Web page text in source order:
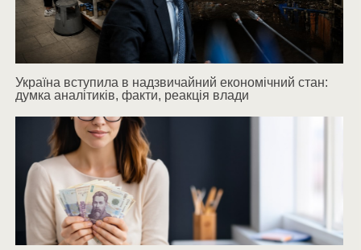
Україна вступила в надзвичайний економічний стан:
думка аналітиків, факти, реакція влади